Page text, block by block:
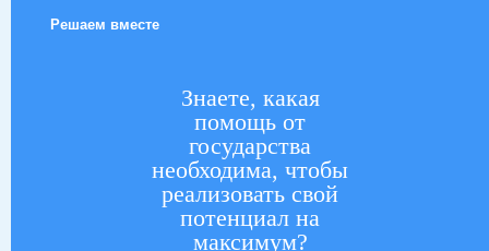
Решаем вместе
Знаете, какая
помощь от
государства
необходима, чтобы
реализовать свой
потенциал на
максимум?